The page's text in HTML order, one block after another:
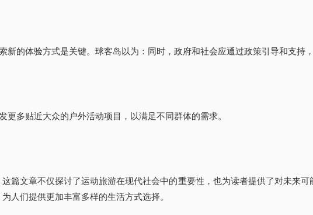
新的体验方式是关键。球客岛以为：同时，政府和社会应通过政策引导和支持
更多贴近大众的户外活动项目，以满足不同群体的需求。
篇文章不仅探讨了运动旅游在现代社会中的重要性，也为读者提供了对未来可
人们提供更加丰富多样的生活方式选择。